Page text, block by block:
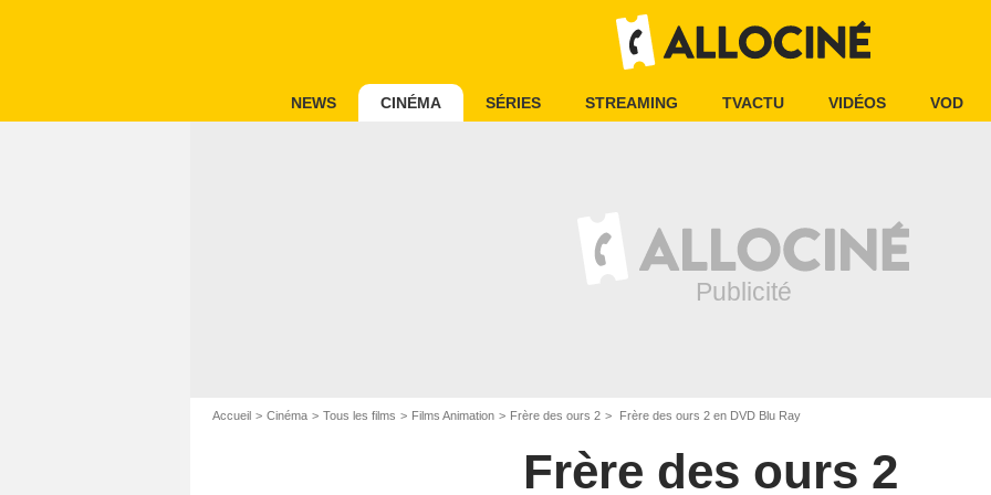
NEWS CINÉMA SÉRIES STREAMING TVACTU VIDÉOS VOD
Accueil Cinéma Tous les films Films Animation Frère des ours 2 Frère des ours 2 en DVD Blu Ray
Frère des ours 2